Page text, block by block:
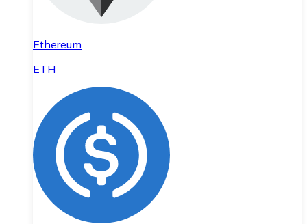
Ethereum
ETH